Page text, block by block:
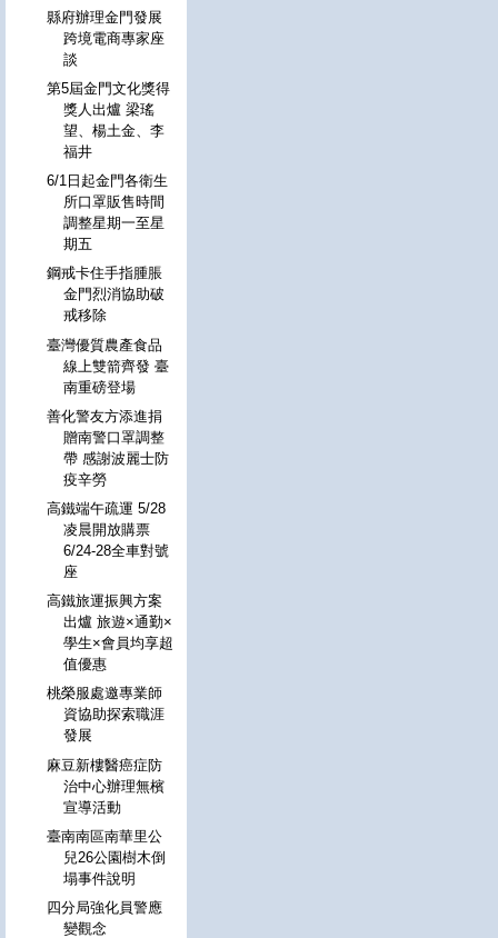
縣府辦理金門發展
跨境電商專家座
談
第5屆金門文化獎得
獎人出爐 梁瑤
望、楊土金、李
福井
6/1日起金門各衛生
所口罩販售時間
調整星期一至星
期五
鋼戒卡住手指腫脹
金門烈消協助破
戒移除
臺灣優質農產食品
線上雙箭齊發 臺
南重磅登場
善化警友方添進捐
贈南警口罩調整
帶 感謝波麗士防
疫辛勞
高鐵端午疏運 5/28
凌晨開放購票
6/24-28全車對號
座
高鐵旅運振興方案
出爐 旅遊×通勤×
學生×會員均享超
值優惠
桃榮服處邀專業師
資協助探索職涯
發展
麻豆新樓醫癌症防
治中心辦理無檳
宣導活動
臺南南區南華里公
兒26公園樹木倒
塌事件說明
四分局強化員警應
變觀念